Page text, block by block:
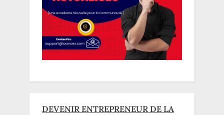
DEVENIR ENTREPRENEUR DE LA